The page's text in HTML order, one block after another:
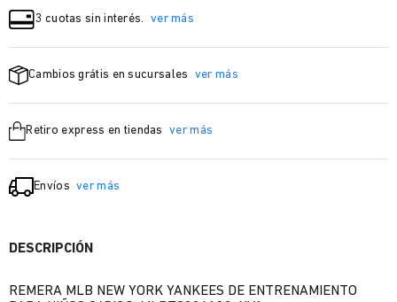
3 cuotas sin interés. ver más
Cambios grátis en sucursales ver más
Retiro express en tiendas ver más
Envíos ver más
DESCRIPCIÓN
REMERA MLB NEW YORK YANKEES DE ENTRENAMIENTO